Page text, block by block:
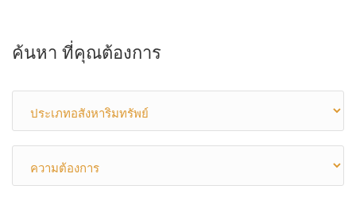
ค้นหา ที่คุณต้องการ